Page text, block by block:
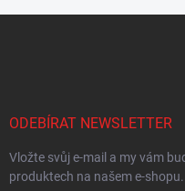
ODEBÍRAT NEWSLETTER
Vložte svůj e-mail a my vám
produktech na našem e-shopu.